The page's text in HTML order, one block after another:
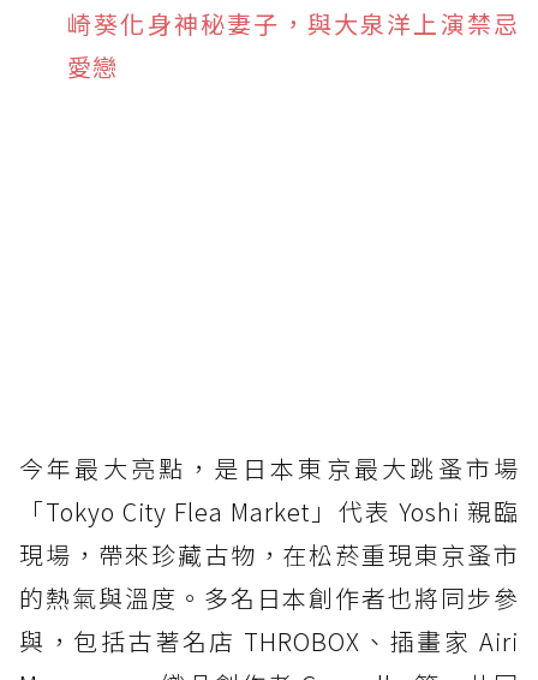
崎葵化身神秘妻子，與大泉洋上演禁忌
愛戀
今年最大亮點，是日本東京最大跳蚤市場
「Tokyo City Flea Market」代表 Yoshi 親臨
現場，帶來珍藏古物，在松菸重現東京蚤市
的熱氣與溫度。多名日本創作者也將同步參
與，包括古著名店 THROBOX、插畫家 Airi